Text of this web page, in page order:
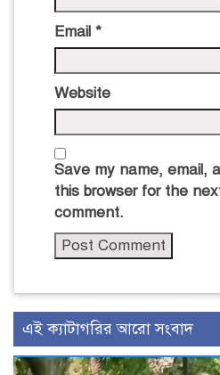
Email *
Website
Save my name, email,
this browser for the
comment.
এই ক্যাটাগরির আরো সংবাদ